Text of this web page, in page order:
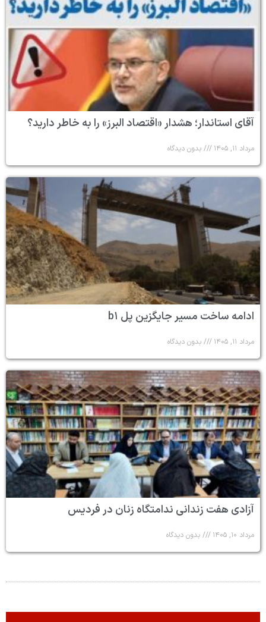
آقای استاندار؛ هشدار «اقتصاد البرز» را به خاطر دارید؟
مرداد ۱۱, ۱۴۰۵ بدون دیدگاه
ادامه ساخت مسیر جایگزین پل b۱
مرداد ۱۱, ۱۴۰۵ بدون دیدگاه
آزادی هفت زندانی ندامتگاه زنان در فردیس
مرداد ۱۰, ۱۴۰۵ بدون دیدگاه